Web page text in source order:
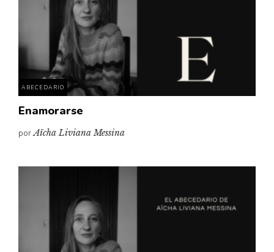
ABECEDARIO
Enamorarse
porAïcha Liviana Messina